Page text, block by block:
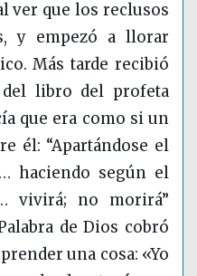
ver que los reclusos
y empezó a llorar
Más tarde recibió
libro del profeta
que era como si un
él: “Apartándose el
haciendo según el
vivirá; no morirá”
de Dios cobró
una cosa: «Yo